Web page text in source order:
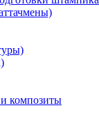
композиты